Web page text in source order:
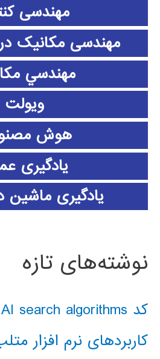
مهندسی
مهندسی مکانیک
مهندسي
ویولت
هوش
یادگیری
یادگیری ماشین
نوشته‌های تازه
کد classical AI search algorithms
کاربردهای نرم افزار